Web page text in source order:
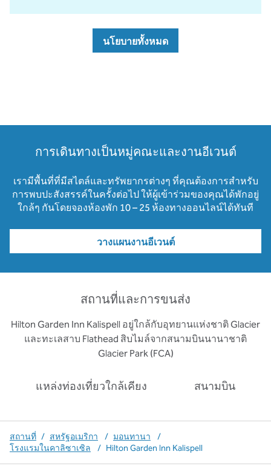
นโยบายทั้งหมด
การเดินทางเป็นหมู่คณะและงานอีเวนต์
เรามีพื้นที่ที่มีสไตล์และทรัพยากรต่างๆ ที่คุณต้องการสําหรับ
การพบปะสังสรรค์ในครั้งต่อไป ให้ผู้เข้าร่วมของคุณได้พักอยู่
ใกล้ๆ กันโดยจองห้องพัก 10 – 25 ห้องทางออนไลน์ได้ทันที
วางแผนงานอีเวนต์
สถานที่และการขนส่ง
Hilton Garden Inn Kalispell อยู่ใกล้กับอุทยานแห่งชาติ Glacier
และทะเลสาบ Flathead สิบไมล์จากสนามบินนานาชาติ
Glacier Park (FCA)
แหล่งท่องเที่ยวใกล้เคียง สนามบิน
สถานที่ / สหรัฐอเมริกา / มอนทานา
/
โรงแรมในคาลิซาเซิล
/ Hilton Garden Inn Kalispell